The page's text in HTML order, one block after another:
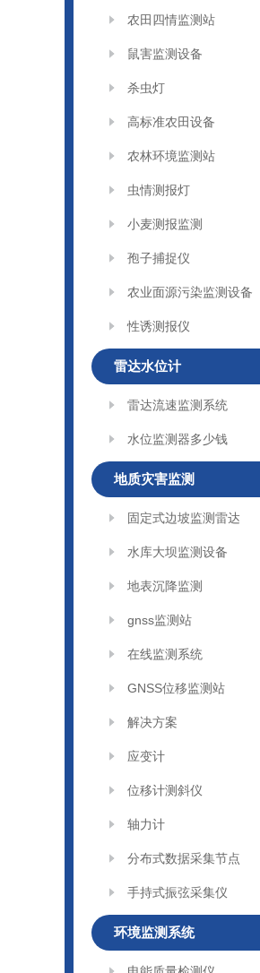
农田四情监测站
鼠害监测设备
杀虫灯
高标准农田设备
农林环境监测站
虫情测报灯
小麦测报监测
孢子捕捉仪
农业面源污染监测设备
性诱测报仪
雷达水位计
雷达流速监测系统
水位监测器多少钱
地质灾害监测
固定式边坡监测雷达
水库大坝监测设备
地表沉降监测
gnss监测站
在线监测系统
GNSS位移监测站
解决方案
应变计
位移计测斜仪
轴力计
分布式数据采集节点
手持式振弦采集仪
环境监测系统